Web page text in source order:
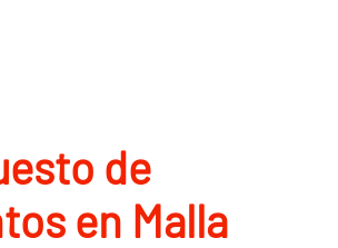
de
en Malla